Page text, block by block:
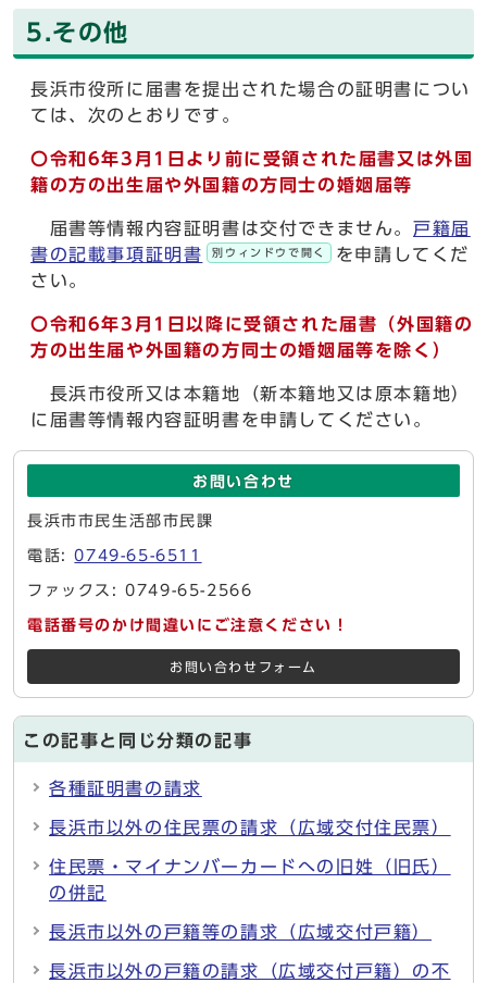
5.その他
長浜市役所に届書を提出された場合の証明書につい
ては、次のとおりです。
〇令和6年3月1日より前に受領された届書又は外国
籍の方の出生届や外国籍の方同士の婚姻届等
届書等情報内容証明書は交付できません。戸籍届
書の記載事項証明書
別ウィンドウで開く
を申請してくだ
さい。
〇令和6年3月1日以降に受領された届書（外国籍の
方の出生届や外国籍の方同士の婚姻届等を除く）
長浜市役所又は本籍地（新本籍地又は原本籍地）
に届書等情報内容証明書を申請してください。
お問い合わせ
長浜市市民生活部市民課
電話:0749-65-6511
ファックス: 0749-65-2566
電話番号のかけ間違いにご注意ください！
お問い合わせフォーム
この記事と同じ分類の記事
各種証明書の請求
長浜市以外の住民票の請求（広域交付住民票）
住民票・マイナンバーカードへの旧姓（旧氏）
の併記
長浜市以外の戸籍等の請求（広域交付戸籍）
長浜市以外の戸籍の請求（広域交付戸籍）の不